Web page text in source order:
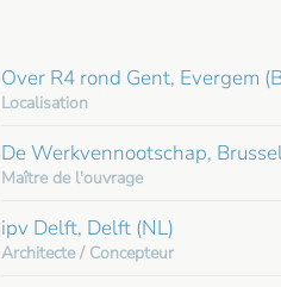
Over R4 rond Gent, Evergem
Localisation
De Werkvennootschap,
Maître de l'ouvrage
ipv Delft, Delft (NL)
Architecte / Concepteur